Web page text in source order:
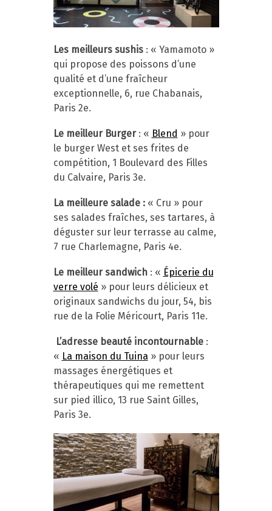
Les meilleurs sushis: « Yamamoto »
qui propose des poissons d’une
qualité et d’une fraîcheur
exceptionnelle, 6, rue Chabanais,
Paris 2e.
Le meilleur Burger: « Blend » pour
le burger West et ses frites de
compétition, 1 Boulevard des Filles
du Calvaire, Paris 3e.
La meilleure salade : « Cru » pour
ses salades fraîches, ses tartares, à
déguster sur leur terrasse au calme,
7 rue Charlemagne, Paris 4e.
Le meilleur sandwich: « Épicerie du
verre volé » pour leurs délicieux et
originaux sandwichs du jour, 54, bis
rue de la Folie Méricourt, Paris 11e.
L’adresse beauté incontournable:
« La maison du Tuina » pour leurs
massages énergétiques et
thérapeutiques qui me remettent
sur pied illico, 13 rue Saint Gilles,
Paris 3e.